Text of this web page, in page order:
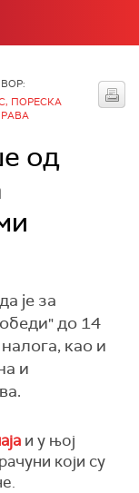
ПОРЕСКА
од
је за
до 14
као и
и
и у њој
који су